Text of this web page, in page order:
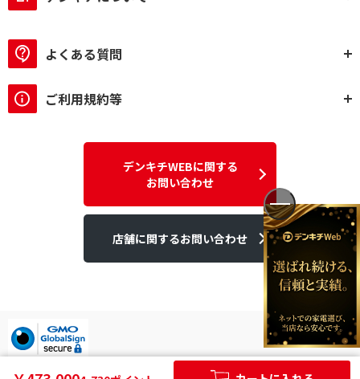
よくある質問
ご利用規約等
デンキチWEBに関する
お問い合わせ
店舗に関するお問い合わせ
デンキチはGMOグローバルサイン発行のSSL電子証明書を使用して